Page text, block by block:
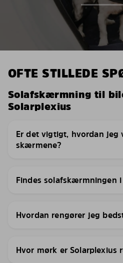
OFTE STILLEDE
Solafskærmning til
Solarplexius
Er det vigtigt, hvordan jeg
skærmene?
Findes solafskærmningen
Hvordan rengører jeg
Hvor mørk er Solarplexius